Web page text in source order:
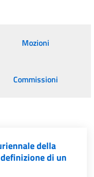
Mozioni
Commissioni
della
di un